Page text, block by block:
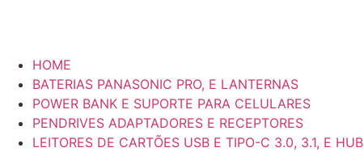
HOME
BATERIAS PANASONIC PRO, E LANTERNAS
POWER BANK E SUPORTE PARA CELULARES
PENDRIVES ADAPTADORES E RECEPTORES
LEITORES DE CARTÕES USB E TIPO-C 3.0, 3.1, E HUB